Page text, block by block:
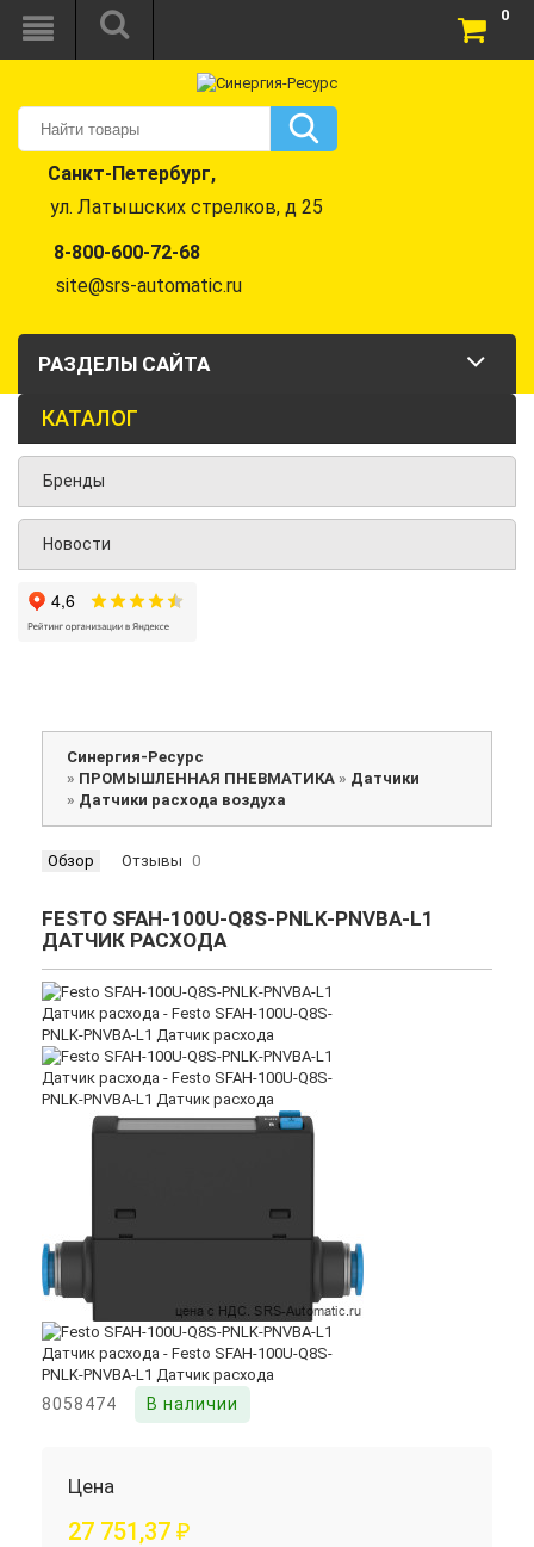
Санкт-Петербург,
ул. Латышских стрелков, д 25
8-800-600-72-68
site@srs-automatic.ru
0
РАЗДЕЛЫ САЙТА
КАТАЛОГ
Бренды
Новости
Синергия-Ресурс
» ПРОМЫШЛЕННАЯ ПНЕВМАТИКА » Датчики
» Датчики расхода воздуха
Обзор Отзывы 0
FESTO SFAH-100U-Q8S-PNLK-PNVBA-L1
ДАТЧИК РАСХОДА
8058474 В наличии
Цена
27 751,37 ₽